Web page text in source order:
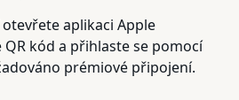
aplikaci Apple
kód a přihlaste se pomocí
prémiové připojení.